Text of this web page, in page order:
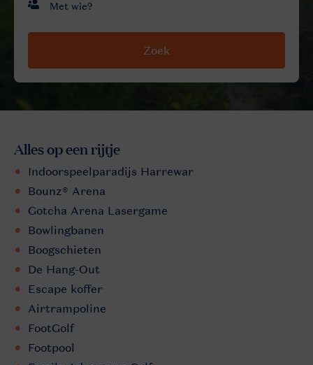
Zoek
Alles op een rijtje
Indoorspeelparadijs Harrewar
Bounz® Arena
Gotcha Arena Lasergame
Bowlingbanen
Boogschieten
De Hang-Out
Escape koffer
Airtrampoline
FootGolf
Footpool